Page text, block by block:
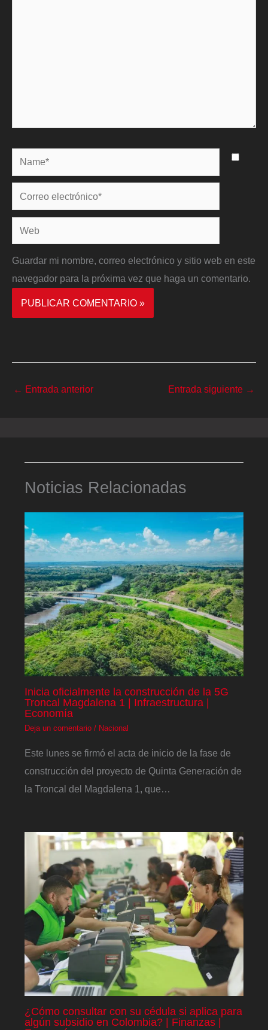
Name*
Correo
electrónico*
Web
Guardar mi nombre, correo electrónico y sitio web en este
navegador para la próxima vez que haga un comentario.
← Entrada anterior Entrada siguiente →
Noticias Relacionadas
Inicia oficialmente la construcción de la 5G
Troncal Magdalena 1 | Infraestructura |
Economía
Deja un comentario / Nacional
Este lunes se firmó el acta de inicio de la fase de
construcción del proyecto de Quinta Generación de
la Troncal del Magdalena 1, que…
¿Cómo consultar con su cédula si aplica para
algún subsidio en Colombia? | Finanzas |